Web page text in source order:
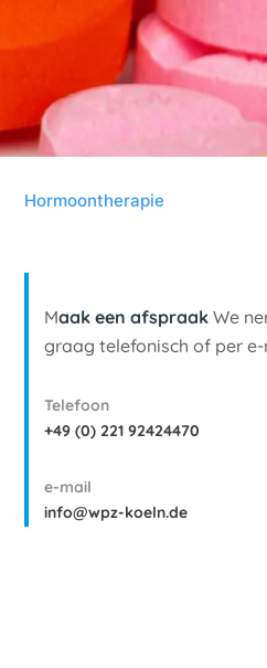
Hormoontherapie
Maak een afspraak‍We
graag telefonisch of per
Telefoon
+49 (0) 221 92424470
e-mail
info@wpz-koeln.de